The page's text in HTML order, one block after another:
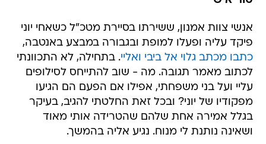
אנשי צוות אמנון, ששירתו בסיירת מטכ"ל כשאחי יוני
פיקד עליה ופעלו למופת ובגבורה במבצע באנטבה,
כתבו מכתב גלוי אל ביבי ואליי. בתחילה, לא התכוונתי
לכתוב מאמר תגובה. מה - שוב להתייחס לסילופים
עליי ועל בני משפחתי, אפילו אם הפעם הם הגיעו
מפקודיו של יוני? ובכל זאת החלטתי להגיב, בעיקר
בגלל אמירה אחת שלהם שהטרידה אותי מאוד
ושאינה נותנת לי מנוח. נגיע אליה בהמשך.